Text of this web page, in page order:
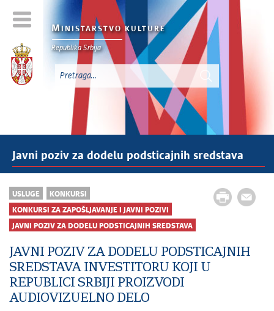
M INISTARSTVO KULTURE
Republika Srbija
Javni poziv za dodelu podsticajnih sredstava
USLUGE KONKURSI
KONKURSI ZA ZAPOŠLJAVANJE I JAVNI POZIVI
JAVNI POZIV ZA DODELU PODSTICAJNIH SREDSTAVA
JAVNI POZIV ZA DODELU PODSTICAJNIH
SREDSTAVA INVESTITORU KOJI U
REPUBLICI SRBIJI PROIZVODI
AUDIOVIZUELNO DELO